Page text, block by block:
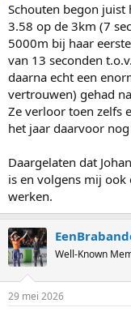
Schouten begon juist
3.58 op de 3km (7
5000m bij haar
van 13 seconden
daarna echt een
vertrouwen) gehad
Ze verloor toen zelfs
het jaar daarvoor
Daargelaten dat
is en volgens mij
werken.
Well-Known
29 mei 2026